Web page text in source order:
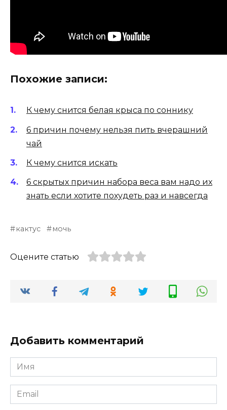
Похожие записи:
К чему снится белая крыса по соннику
6 причин почему нельзя пить вчерашний
чай
К чему снится искать
6 скрытых причин набора веса вам надо их
знать если хотите похудеть раз и навсегда
кактус мочь
Оцените статью
Добавить комментарий
Имя
*
Email
*